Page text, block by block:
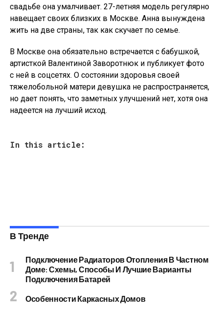
свадьбе она умалчивает. 27-летняя модель регулярно
навещает своих близких в Москве. Анна вынуждена
жить на две страны, так как скучает по семье.
В Москве она обязательно встречается с бабушкой,
артисткой Валентиной Заворотнюк и публикует фото
с ней в соцсетях. О состоянии здоровья своей
тяжелобольной матери девушка не распространяется,
но дает понять, что заметных улучшений нет, хотя она
надеется на лучший исход.
In this article:
В Тренде
Подключение Радиаторов Отопления В Частном
Доме: Схемы, Способы И Лучшие Варианты
Подключения Батарей
Особенности Каркасных Домов